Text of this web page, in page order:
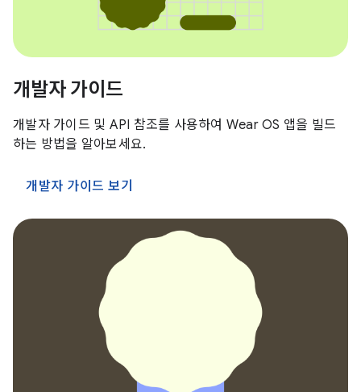
개발자 가이드
개발자 가이드 및 API 참조를 사용하여 Wear OS 앱을 빌드
하는 방법을 알아보세요.
개발자 가이드 보기